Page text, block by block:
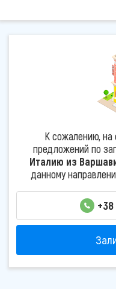
К сожалению, на
предложений по
Италию из
данному